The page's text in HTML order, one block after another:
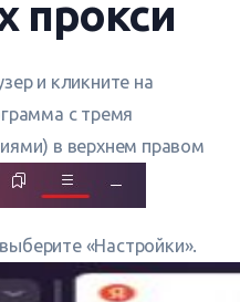
прокси
и кликните на
с тремя
в верхнем правом
«Настройки».